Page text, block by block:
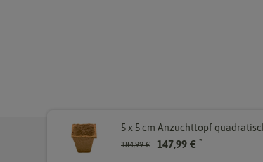
5 x 5 cm Anzuchttopf
184,99 € 147,99 € *